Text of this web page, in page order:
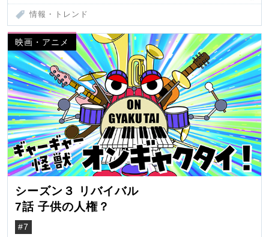
情報・トレンド
映画・アニメ
シーズン３ リバイバル
7話 子供の人権？
#7